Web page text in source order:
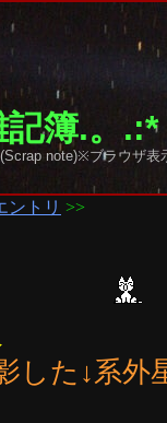
記簿.。
note)※ブラウザ
ントリ >>
した↓系外